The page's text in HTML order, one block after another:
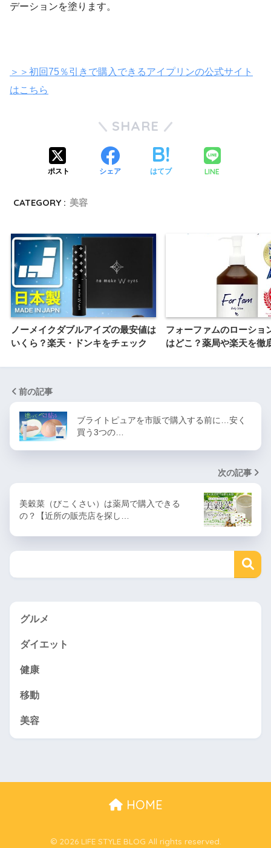
デーションを塗ります。
＞＞初回75％引きで購入できるアイプリンの公式サイト
はこちら
SHARE
ポスト シェア はてブ LINE
CATEGORY : 美容
ノーメイクダブルアイズの最安値は
いくら？楽天・ドンキをチェック
フォーファムのローショ
はどこ？薬局や楽天を徹
前の記事
ブライトピュアを市販で購入する前に…安く
買う3つの…
次の記事
美穀菜（びこくさい）は薬局で購入できる
の？【近所の販売店を探し…
グルメ
ダイエット
健康
移動
美容
HOME
© 2026 LIFE STYLE BLOG All rights reserved.